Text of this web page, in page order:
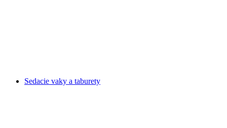
Sedacie vaky a taburety